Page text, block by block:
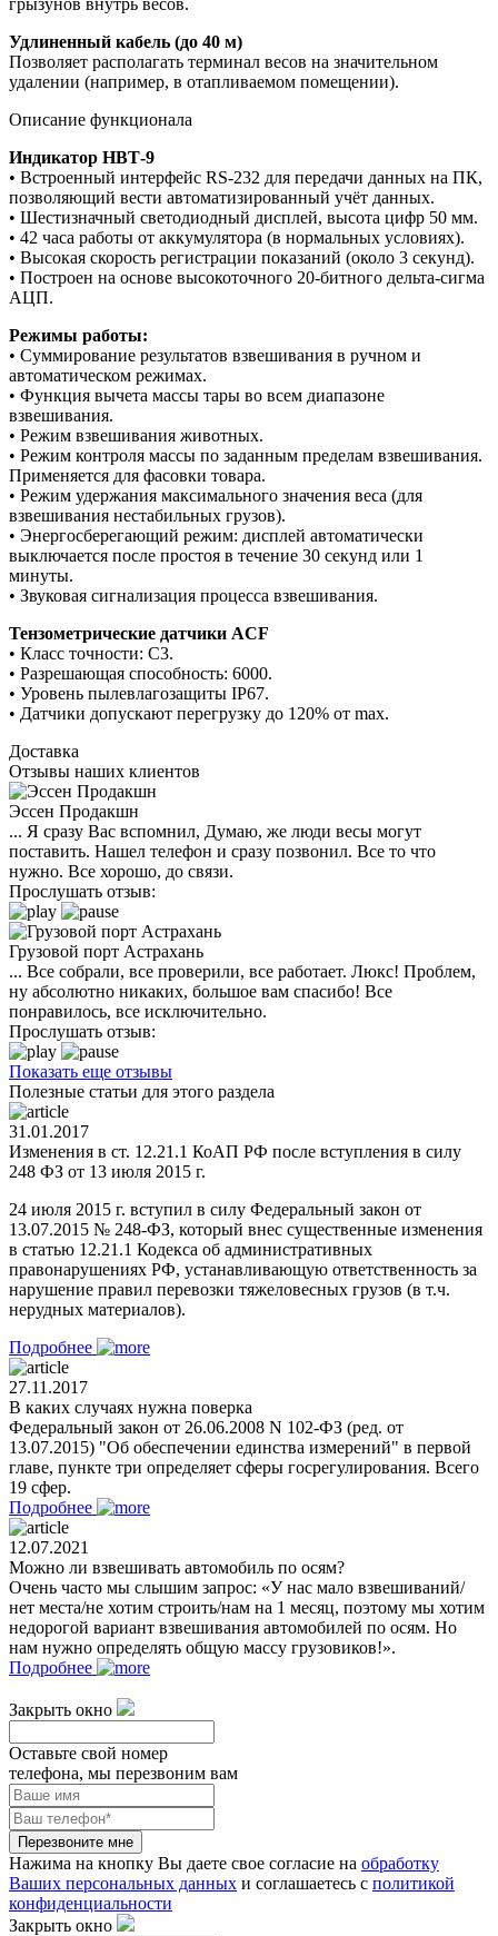
Удлиненный кабель (до 40 м)
Позволяет располагать терминал весов на значительном
удалении (например, в отапливаемом помещении).
Описание функционала
Индикатор НВТ-9
• Встроенный интерфейс RS-232 для передачи данных на ПК,
позволяющий вести автоматизированный учёт данных.
• Шестизначный светодиодный дисплей, высота цифр 50 мм.
• 42 часа работы от аккумулятора (в нормальных условиях).
• Высокая скорость регистрации показаний (около 3 секунд).
• Построен на основе высокоточного 20-битного дельта-сигма
АЦП.
Режимы работы:
• Суммирование результатов взвешивания в ручном и
автоматическом режимах.
• Функция вычета массы тары во всем диапазоне
взвешивания.
• Режим взвешивания животных.
• Режим контроля массы по заданным пределам взвешивания.
Применяется для фасовки товара.
• Режим удержания максимального значения веса (для
взвешивания нестабильных грузов).
• Энергосберегающий режим: дисплей автоматически
выключается после простоя в течение 30 секунд или 1
минуты.
• Звуковая сигнализация процесса взвешивания.
Тензометрические датчики ACF
• Класс точности: C3.
• Разрешающая способность: 6000.
• Уровень пылевлагозащиты IP67.
• Датчики допускают перегрузку до 120% от max.
Доставка
Отзывы наших клиентов
Эссен Продакшн
... Я сразу Вас вспомнил, Думаю, же люди весы могут
поставить. Нашел телефон и сразу позвонил. Все то что
нужно. Все хорошо, до связи.
Прослушать отзыв:
Грузовой порт Астрахань
... Все собрали, все проверили, все работает. Люкс! Проблем,
ну абсолютно никаких, большое вам спасибо! Все
понравилось, все исключительно.
Прослушать отзыв:
Показать еще отзывы
Полезные статьи для этого раздела
31.01.2017
Изменения в ст. 12.21.1 КоАП РФ после вступления в силу
248 ФЗ от 13 июля 2015 г.
24 июля 2015 г. вступил в силу Федеральный закон от
13.07.2015 № 248-ФЗ, который внес существенные изменения
в статью 12.21.1 Кодекса об административных
правонарушениях РФ, устанавливающую ответственность за
нарушение правил перевозки тяжеловесных грузов (в т.ч.
нерудных материалов).
Подробнее
27.11.2017
В каких случаях нужна поверка
Федеральный закон от 26.06.2008 N 102-ФЗ (ред. от
13.07.2015) "Об обеспечении единства измерений" в первой
главе, пункте три определяет сферы госрегулирования. Всего
19 сфер.
Подробнее
12.07.2021
Можно ли взвешивать автомобиль по осям?
Очень часто мы слышим запрос: «У нас мало взвешиваний/
нет места/не хотим строить/нам на 1 месяц, поэтому мы хотим
недорогой вариант взвешивания автомобилей по осям. Но
нам нужно определять общую массу грузовиков!».
Подробнее
Закрыть окно
Оставьте свой номер
телефона, мы перезвоним вам
Перезвоните мне
Нажима на кнопку Вы даете свое согласие на обработку
Ваших персональных данных и соглашаетесь с политикой
конфиденциальности
Закрыть окно